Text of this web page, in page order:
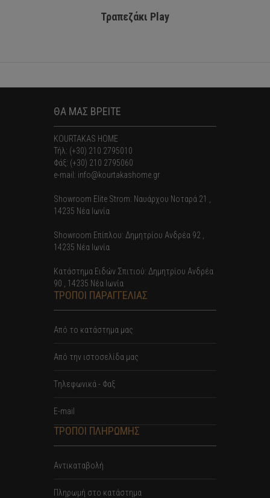
Τραπεζάκι Play
ΘΑ ΜΑΣ ΒΡΕΙΤΕ
KOURTAKAS HOME
Τήλ: (+30) 210 2795010
Φάξ: (+30) 210 2795060
e-mail: info@kourtakashome.gr
Showroom Elite Strom: Nαυάρχου Νοταρά 21 ,
14235 Νέα Ιωνία
Showroom Επίπλου: Δημητρίου Ανδρέα 92 ,
14235 Νέα Ιωνία
Κατάστημα Ειδών Σπιτιού: Δημητρίου Ανδρέα
90 , 14235 Νέα Ιωνία
ΤΡΟΠΟΙ ΠΑΡΑΓΓΕΛΙΑΣ
Από το κατάστημα μας
Από την ιστοσελίδα μας
Tηλεφωνικά - Φαξ
E-mail
ΤΡΟΠΟΙ ΠΛΗΡΩΜΗΣ
Αντικαταβολή
Πληρωμή στο κατάστημα